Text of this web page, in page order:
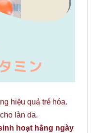
hiệu quả trẻ hóa.
làn da.
hoạt hằng ngày